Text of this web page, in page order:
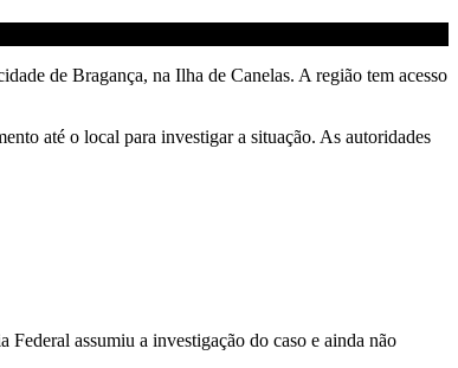
de Bragança, na Ilha de Canelas. A região tem acesso
até o local para investigar a situação. As autoridades
assumiu a investigação do caso e ainda não